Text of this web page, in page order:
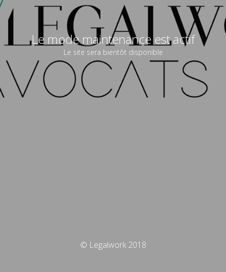
Le mode maintenance est actif
Le site sera bientôt disponible
© Legalwork 2018